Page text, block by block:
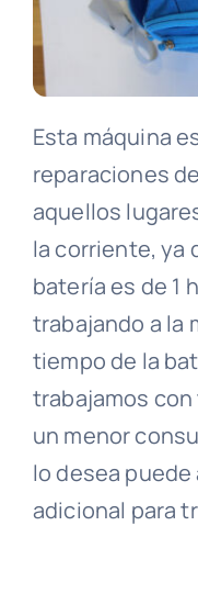
Esta máquina
reparaciones
aquellos
la corriente, ya
batería es de 1
trabajando a la
tiempo de la
trabajamos
un menor
lo desea
adicional para